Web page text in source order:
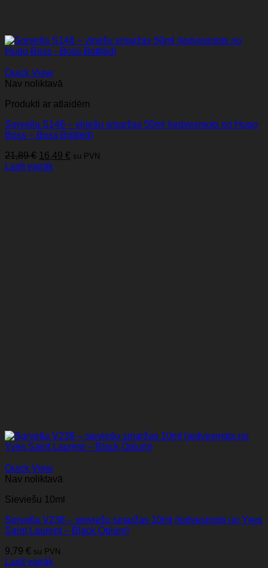
Quick View
Nav noliktavā
Produkti ar atlaidēm
Sorvella S146 – vīriešu smaržas 50ml (iedvesmots no Hugo
Boss – Boss Bottled)
21,89€ Original
price
16,49 € Current
su PVN
Lasīt vairāk
Quick View
Nav noliktavā
Sieviešu 10ml
Sorvella V238 – sieviešu smaržas 10ml (iedvesmots no Yves
Saint Laurent – Black Opium)
9,79 € su PVN
Lasīt vairāk